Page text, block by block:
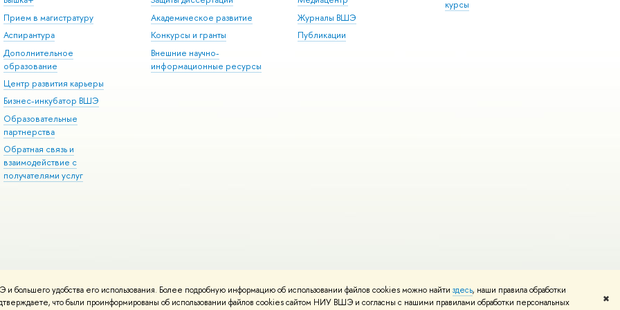
удобства его использования. Более подробную информацию об использовании файлов cookies можно найти здесь, наши правила обработки
что были проинформированы об использовании файлов cookies сайтом НИУ ВШЭ и согласны с нашими правилами обработки персональных
✖
Прием в магистратуру
Аспирантура
Дополнительное
образование
Центр развития карьеры
Бизнес-инкубатор ВШЭ
Образовательные
партнерства
Обратная связь и
взаимодействие с
получателями услуг
Академическое развитие
Конкурсы и гранты
Внешние научно-
информационные ресурсы
Журналы ВШЭ
Публикации
курсы
Редактору
Условия использования материалов Политика конфиденциальности Карта сайта
вШколе дизайна НИУ ВШЭ